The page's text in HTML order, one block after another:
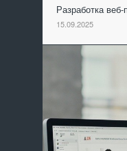
Разработка
15.09.2025